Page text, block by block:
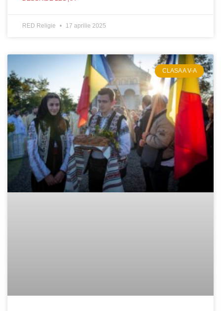
RED Religie 17 aprilie 2025
CLASA A V-A